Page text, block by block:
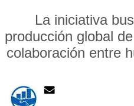
La iniciativa
producción global
colaboración entre